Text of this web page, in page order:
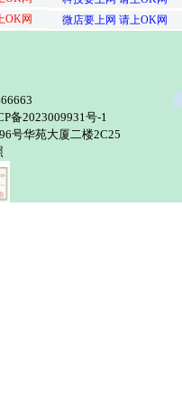
OK网 微店要上网 请上OK网
备2023009931号-1
号华苑大厦二楼2C25